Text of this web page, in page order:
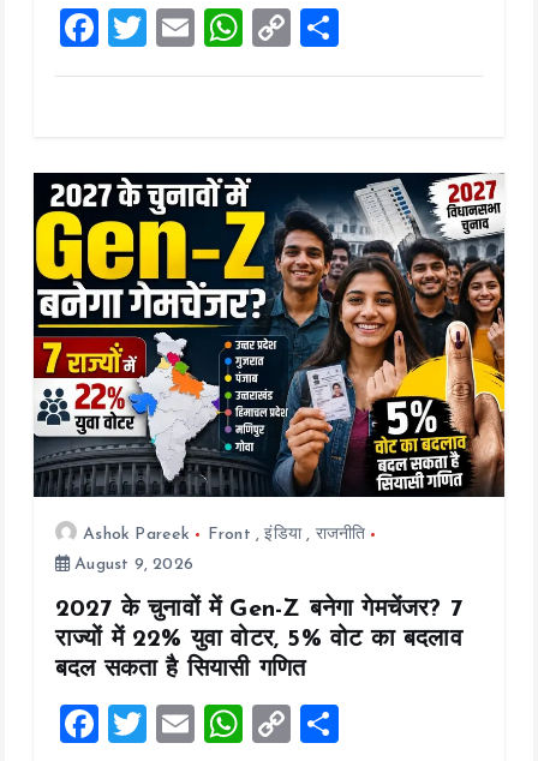
k
p
k
F
a
o
o
k
T
wi
E
m
W
h
A
p
p
C
o
Li
n
k
h
Ashok Pareek Front ,इंडिया, राजनीति
August 9, 2026
2027 के चुनावों में Gen-Z बनेगा गेमचेंजर? 7
राज्यों में 22% युवा वोटर, 5% वोट का बदलाव
बदल सकता है सियासी गणित
F
T
E
W
C